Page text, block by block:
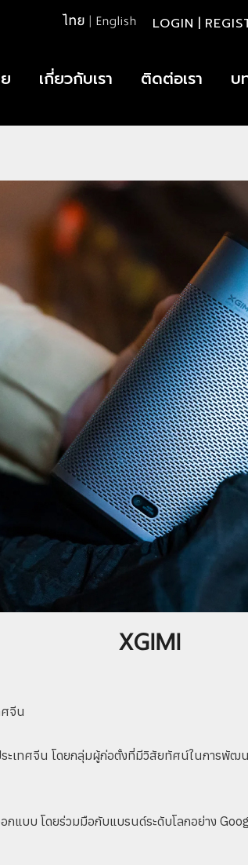
ไทย | English LOGIN |
เกี่ยวกับเรา ติดต่อเรา บ
XGIMI
ศจีน
ะเทศจีน โดยกลุ่มผู้ก่อตั้งที่มีวิสัยทัศน์ในการพัฒน
กแบบ โดยร่วมมือกับแบรนด์ระดับโลกอย่าง